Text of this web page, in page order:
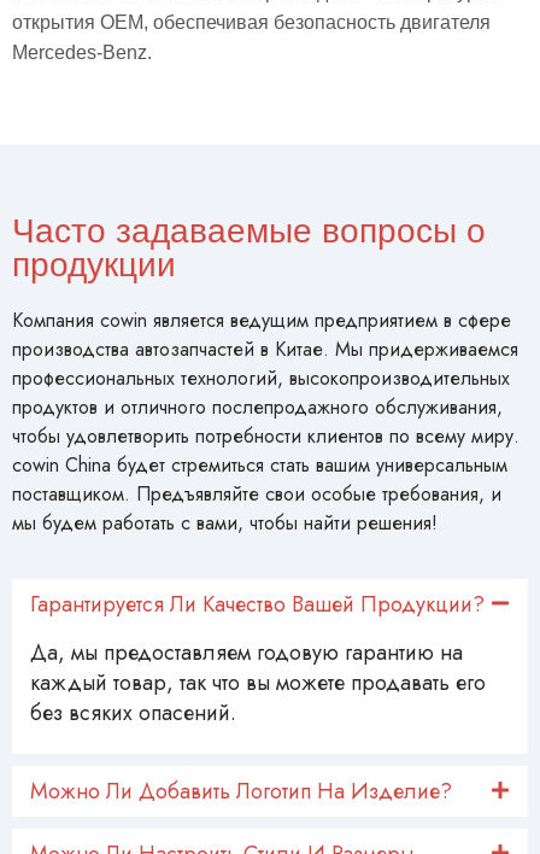
открытия OEM, обеспечивая безопасность двигателя
Mercedes-Benz.
Часто задаваемые вопросы о
продукции
Компания cowin является ведущим предприятием в сфере
производства автозапчастей в Китае. Мы придерживаемся
профессиональных технологий, высокопроизводительных
продуктов и отличного послепродажного обслуживания,
чтобы удовлетворить потребности клиентов по всему миру.
cowin China будет стремиться стать вашим универсальным
поставщиком. Предъявляйте свои особые требования, и
мы будем работать с вами, чтобы найти решения!
Гарантируется Ли Качество Вашей Продукции?
Да, мы предоставляем годовую гарантию на
каждый товар, так что вы можете продавать его
без всяких опасений.
Можно Ли Добавить Логотип На Изделие?